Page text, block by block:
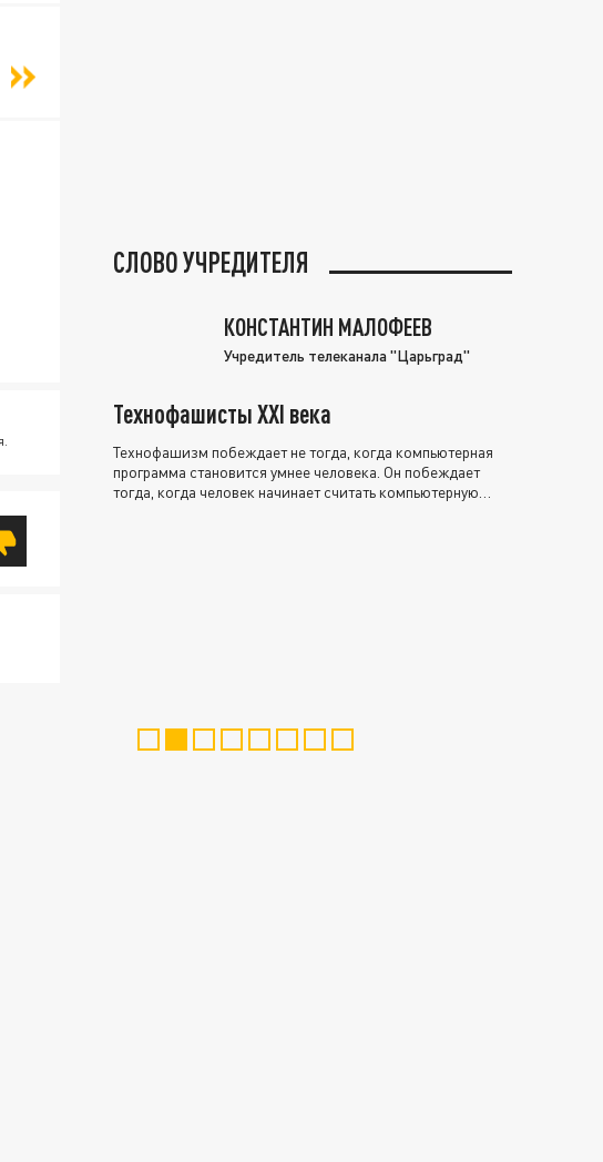
СЛОВО УЧРЕДИТЕЛЯ
КОНСТАНТИН МАЛОФЕЕВ
Учредитель телеканала "Царьград"
Технофашисты XXI века
Технофашизм побеждает не тогда, когда компьютерная
программа становится умнее человека. Он побеждает
тогда, когда человек начинает считать компьютерную